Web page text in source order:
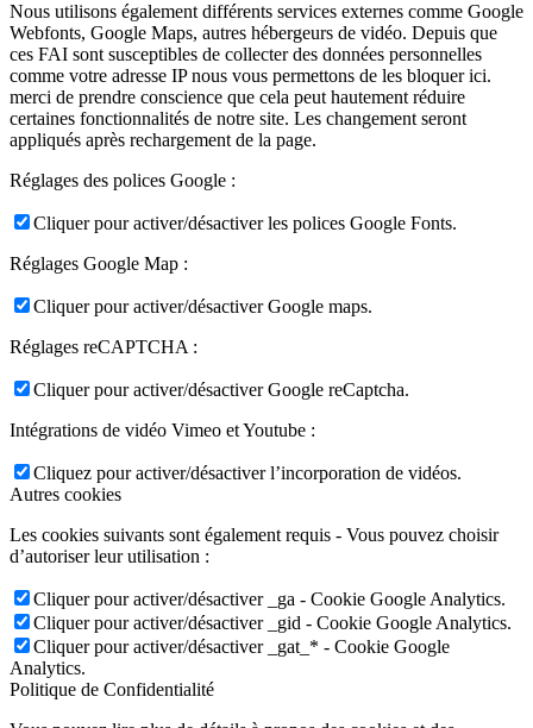
Nous utilisons également différents services externes comme Google
Webfonts, Google Maps, autres hébergeurs de vidéo. Depuis que
ces FAI sont susceptibles de collecter des données personnelles
comme votre adresse IP nous vous permettons de les bloquer ici.
merci de prendre conscience que cela peut hautement réduire
certaines fonctionnalités de notre site. Les changement seront
appliqués après rechargement de la page.
Réglages des polices Google :
Cliquer pour activer/désactiver les polices Google Fonts.
Réglages Google Map :
Cliquer pour activer/désactiver Google maps.
Réglages reCAPTCHA :
Cliquer pour activer/désactiver Google reCaptcha.
Intégrations de vidéo Vimeo et Youtube :
Cliquez pour activer/désactiver l’incorporation de vidéos.
Autres cookies
Les cookies suivants sont également requis - Vous pouvez choisir
d’autoriser leur utilisation :
Cliquer pour activer/désactiver _ga - Cookie Google Analytics.
Cliquer pour activer/désactiver _gid - Cookie Google Analytics.
Cliquer pour activer/désactiver _gat_* - Cookie Google
Analytics.
Politique de Confidentialité